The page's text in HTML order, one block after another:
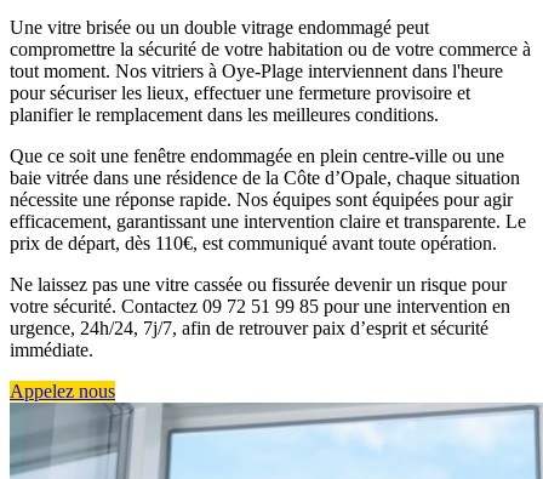
Une vitre brisée ou un double vitrage endommagé peut
compromettre la sécurité de votre habitation ou de votre commerce à
tout moment. Nos vitriers à Oye-Plage interviennent dans l'heure
pour sécuriser les lieux, effectuer une fermeture provisoire et
planifier le remplacement dans les meilleures conditions.
Que ce soit une fenêtre endommagée en plein centre-ville ou une
baie vitrée dans une résidence de la Côte d’Opale, chaque situation
nécessite une réponse rapide. Nos équipes sont équipées pour agir
efficacement, garantissant une intervention claire et transparente. Le
prix de départ, dès 110€, est communiqué avant toute opération.
Ne laissez pas une vitre cassée ou fissurée devenir un risque pour
votre sécurité. Contactez 09 72 51 99 85 pour une intervention en
urgence, 24h/24, 7j/7, afin de retrouver paix d’esprit et sécurité
immédiate.
Appelez nous